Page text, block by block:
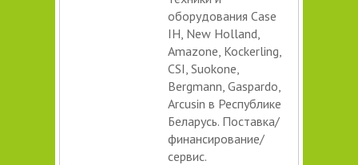
оборудования Case
IH, New Holland,
Amazone, Kockerling,
CSI, Suokone,
Bergmann, Gaspardo,
Arcusin в Республике
Беларусь. Поставка/
финансирование/
сервис.